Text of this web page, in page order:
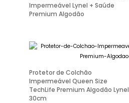
Impermeável Lynel + Saúde
Premium Algodão
Protetor de Colchão
Impermeável Queen Size
TechLife Premium Algodão Lynel
30cm